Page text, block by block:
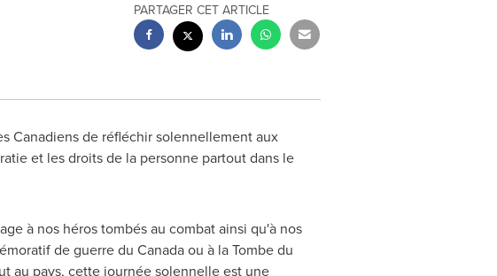
PARTAGER CET ARTICLE
Canadiens de réfléchir solennellement aux
et les droits de la personne partout dans le
à nos héros tombés au combat ainsi qu'à nos
de guerre du Canadaou à la Tombe du
au pays, cette journée solennelle est une